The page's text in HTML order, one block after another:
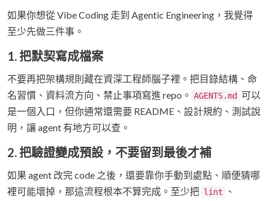
如果你想從 Vibe Coding 走到 Agentic Engineering，我覺得
至少先做三件事。
1. 把默契寫成檔案
不要再把架構規則藏在資深工程師腦子裡。把目錄結構、命
名習慣、資料流方向、禁止事項寫進 repo。 AGENTS.md
可以
是一個入口，但你通常還需要 README、設計規約、測試說
明，讓 agent 有地方可以查。
2. 把驗證變成預設，不要留到最後才補
如果 agent 改完 code 之後，還要靠你手動到處點、順便猜哪
裡可能壞掉，那這流程根本不算完成。至少把 lint 、